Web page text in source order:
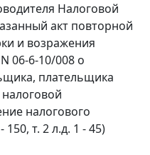
Налоговой
акт повторной
и возражения
06-6-10/008 о
плательщика
налогового
т. 2 л.д. 1 - 45)